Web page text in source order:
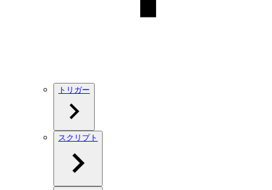
トリガー
スクリプト